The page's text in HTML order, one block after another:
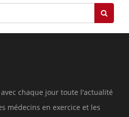
chaque jour toute l'actualité
médecins en exercice et les